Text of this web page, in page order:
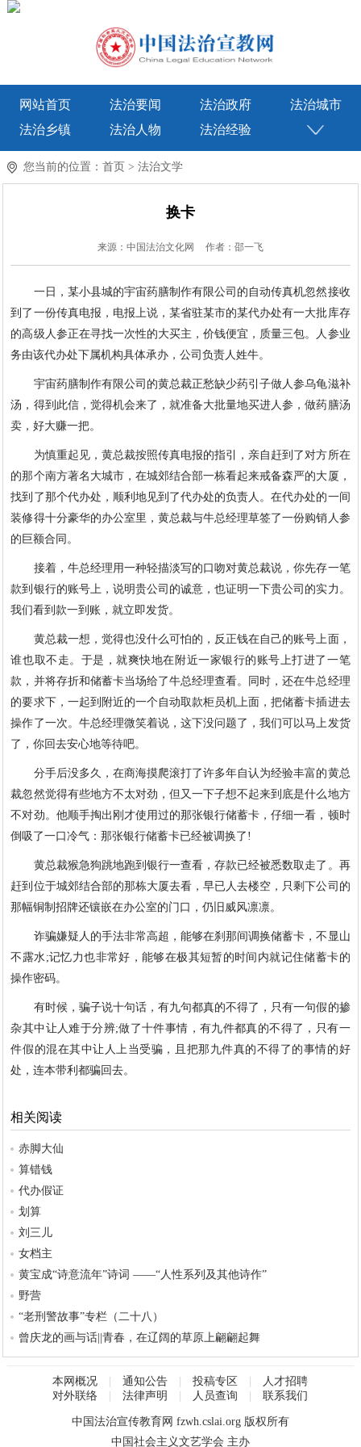
网站首页 法治要闻 法治政府
法治城市
法治乡镇
法治人物 法治经验
您当前的位置： 首页 > 法治文学
换卡
来源：中国法治文化网 作者：邵一飞
一日，某小县城的宇宙药膳制作有限公司的自动传真机忽然接收
到了一份传真电报，电报上说，某省驻某市的某代办处有一大批库存
的高级人参正在寻找一次性的大买主，价钱便宜，质量三包。人参业
务由该代办处下属机构具体承办，公司负责人姓牛。
宇宙药膳制作有限公司的黄总裁正愁缺少药引子做人参乌龟滋补
汤，得到此信，觉得机会来了，就准备大批量地买进人参，做药膳汤
卖，好大赚一把。
为慎重起见，黄总裁按照传真电报的指引，亲自赶到了对方所在
的那个南方著名大城市，在城郊结合部一栋看起来戒备森严的大厦，
找到了那个代办处，顺利地见到了代办处的负责人。在代办处的一间
装修得十分豪华的办公室里，黄总裁与牛总经理草签了一份购销人参
的巨额合同。
接着，牛总经理用一种轻描淡写的口吻对黄总裁说，你先存一笔
款到银行的账号上，说明贵公司的诚意，也证明一下贵公司的实力。
我们看到款一到账，就立即发货。
黄总裁一想，觉得也没什么可怕的，反正钱在自己的账号上面，
谁也取不走。于是，就爽快地在附近一家银行的账号上打进了一笔
款，并将存折和储蓄卡当场给了牛总经理查看。同时，还在牛总经理
的要求下，一起到附近的一个自动取款柜员机上面，把储蓄卡插进去
操作了一次。牛总经理微笑着说，这下没问题了，我们可以马上发货
了，你回去安心地等待吧。
分手后没多久，在商海摸爬滚打了许多年自认为经验丰富的黄总
裁忽然觉得有些地方不太对劲，但又一下子想不起来到底是什么地方
不对劲。他顺手掏出刚才使用过的那张银行储蓄卡，仔细一看，顿时
倒吸了一口冷气：那张银行储蓄卡已经被调换了!
黄总裁猴急狗跳地跑到银行一查看，存款已经被悉数取走了。再
赶到位于城郊结合部的那栋大厦去看，早已人去楼空，只剩下公司的
那幅铜制招牌还镶嵌在办公室的门口，仍旧威风凛凛。
诈骗嫌疑人的手法非常高超，能够在刹那间调换储蓄卡，不显山
不露水;记忆力也非常好，能够在极其短暂的时间内就记住储蓄卡的
操作密码。
有时候，骗子说十句话，有九句都真的不得了，只有一句假的掺
杂其中让人难于分辨;做了十件事情，有九件都真的不得了，只有一
件假的混在其中让人上当受骗，且把那九件真的不得了的事情的好
处，连本带利都骗回去。
相关阅读
赤脚大仙
算错钱
代办假证
划算
刘三儿
女档主
黄宝成“诗意流年”诗词 ——“人性系列及其他诗作”
野营
“老刑警故事”专栏（二十八）
曾庆龙的画与话||青春，在辽阔的草原上翩翩起舞
本网概况 通知公告 投稿专区
人才招聘
对外联络
法律声明 人员查询 联系我们
中国法治宣传教育网 fzwh.cslai.org版权所有
中国社会主义文艺学会 主办